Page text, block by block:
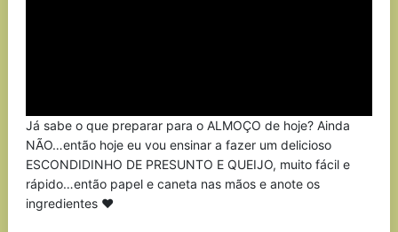
Já sabe o que preparar para o ALMOÇO de hoje? Ainda
NÃO…então hoje eu vou ensinar a fazer um delicioso
ESCONDIDINHO DE PRESUNTO E QUEIJO, muito fácil e
rápido…então papel e caneta nas mãos e anote os
ingredientes ❤